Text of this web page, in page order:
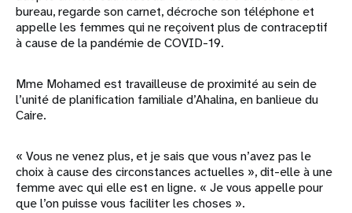
bureau, regarde son carnet, décroche son téléphone et
appelle les femmes qui ne reçoivent plus de contraceptif
à cause de la pandémie de COVID-19.
Mme Mohamed est travailleuse de proximité au sein de
l’unité de planification familiale d’Ahalina, en banlieue du
Caire.
« Vous ne venez plus, et je sais que vous n’avez pas le
choix à cause des circonstances actuelles », dit-elle à une
femme avec qui elle est en ligne. « Je vous appelle pour
que l’on puisse vous faciliter les choses ».